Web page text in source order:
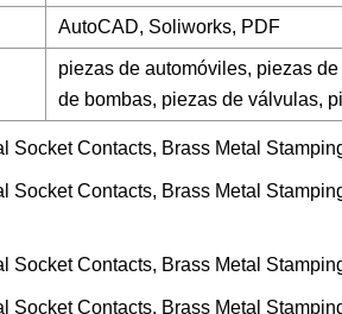
AutoCAD, Soliworks, PDF
piezas de automóviles, piezas
de bombas, piezas de válvulas,